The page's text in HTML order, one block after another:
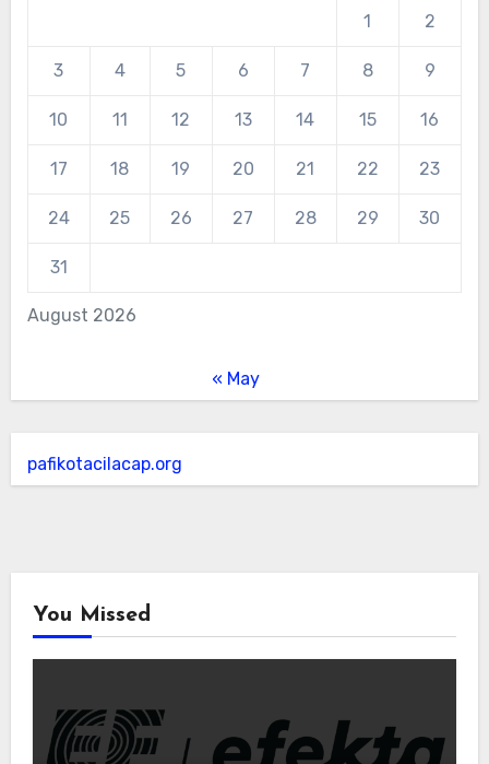
August 2026
1 2
3 4 5 6 7 8 9
10 11 12 13 14 15 16
17 18 19 20 21 22 23
24 25 26 27 28 29 30
31
« May
pafikotacilacap.org
You Missed